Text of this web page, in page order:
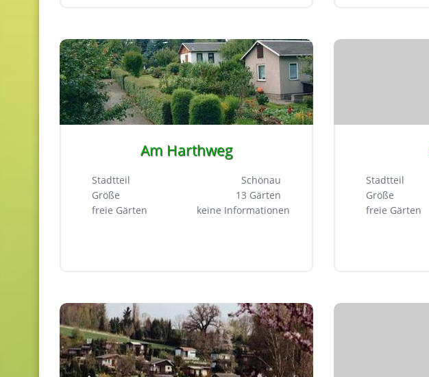
Am Harthweg
Stadtteil
Schönau
Größe
13 Gärten
freie Gärten
keine Informationen
Stadtteil
Größe
freie Gärten